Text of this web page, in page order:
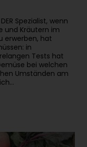
Spezialist, wenn
und Kräutern im
erwerben, hat
in
Tests hat
bei welchen
Umständen am